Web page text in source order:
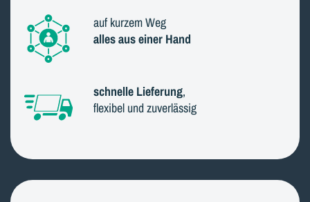
auf kurzem Weg
alles aus einer Hand
schnelle Lieferung,
flexibel und zuverlässig